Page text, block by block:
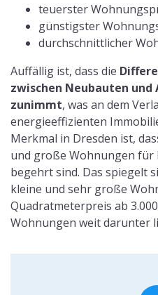
teuerster
günstigster
durchschnittlicher
Auffällig ist, dass die
zwischen Neubauten
zunimmt, was an dem
energieeffizienten
Merkmal in Dresden ist,
und große Wohnungen für
begehrt sind. Das spiegelt
kleine und sehr große
Quadratmeterpreis ab
Wohnungen weit darunter